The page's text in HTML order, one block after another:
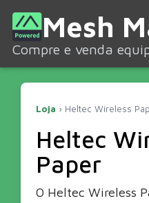
Mesh
Compre e venda
Loja › Heltec Wireless
Heltec
Paper
O Heltec Wireless